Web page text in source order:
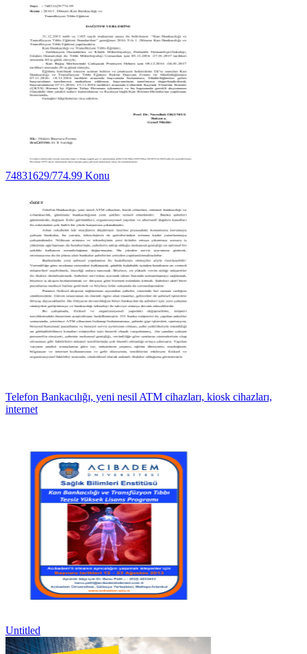
74831629/774.99 Konu
Telefon Bankacılığı, yeni nesil ATM cihazları, kiosk cihazları,
internet
Untitled